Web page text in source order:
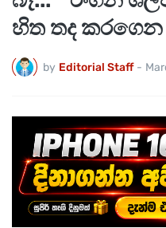
හිත තද
by Editorial Staff -